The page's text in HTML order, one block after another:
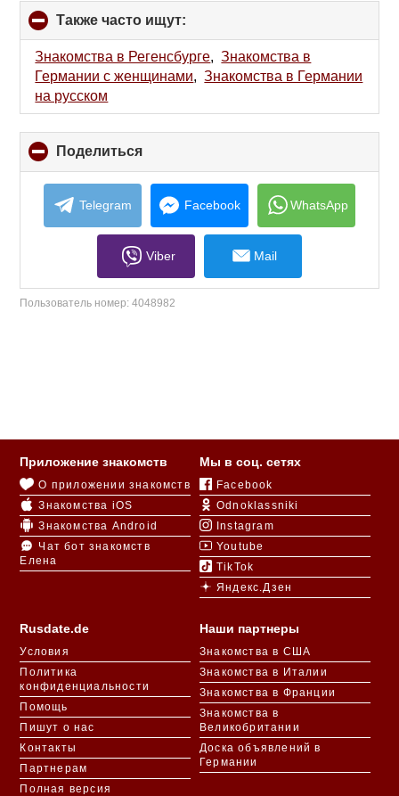
Также часто ищут:
to
collapse
contents
Знакомства в Регенсбурге,Знакомства в
Германии с женщинами,Знакомства в Германии
на русском
Поделиться
to
collapse
contents
Telegram Facebook WhatsApp
Viber Mail
Пользователь номер:4048982
Rusdate.de
Условия
Политика
конфиденциальности
Помощь
Пишут о нас
Контакты
Партнерам
Полная версия
Приложение знакомств
О приложении знакомств
Знакомства iOS
Знакомства Android
Чат бот знакомств
Елена
Мы в соц. сетях
Facebook
Odnoklassniki
Instagram
Youtube
TikTok
Яндекс.Дзен
Наши партнеры
Знакомства в США
Знакомства в Италии
Знакомства в Франции
Знакомства в
Великобритании
Доска объявлений в
Германии